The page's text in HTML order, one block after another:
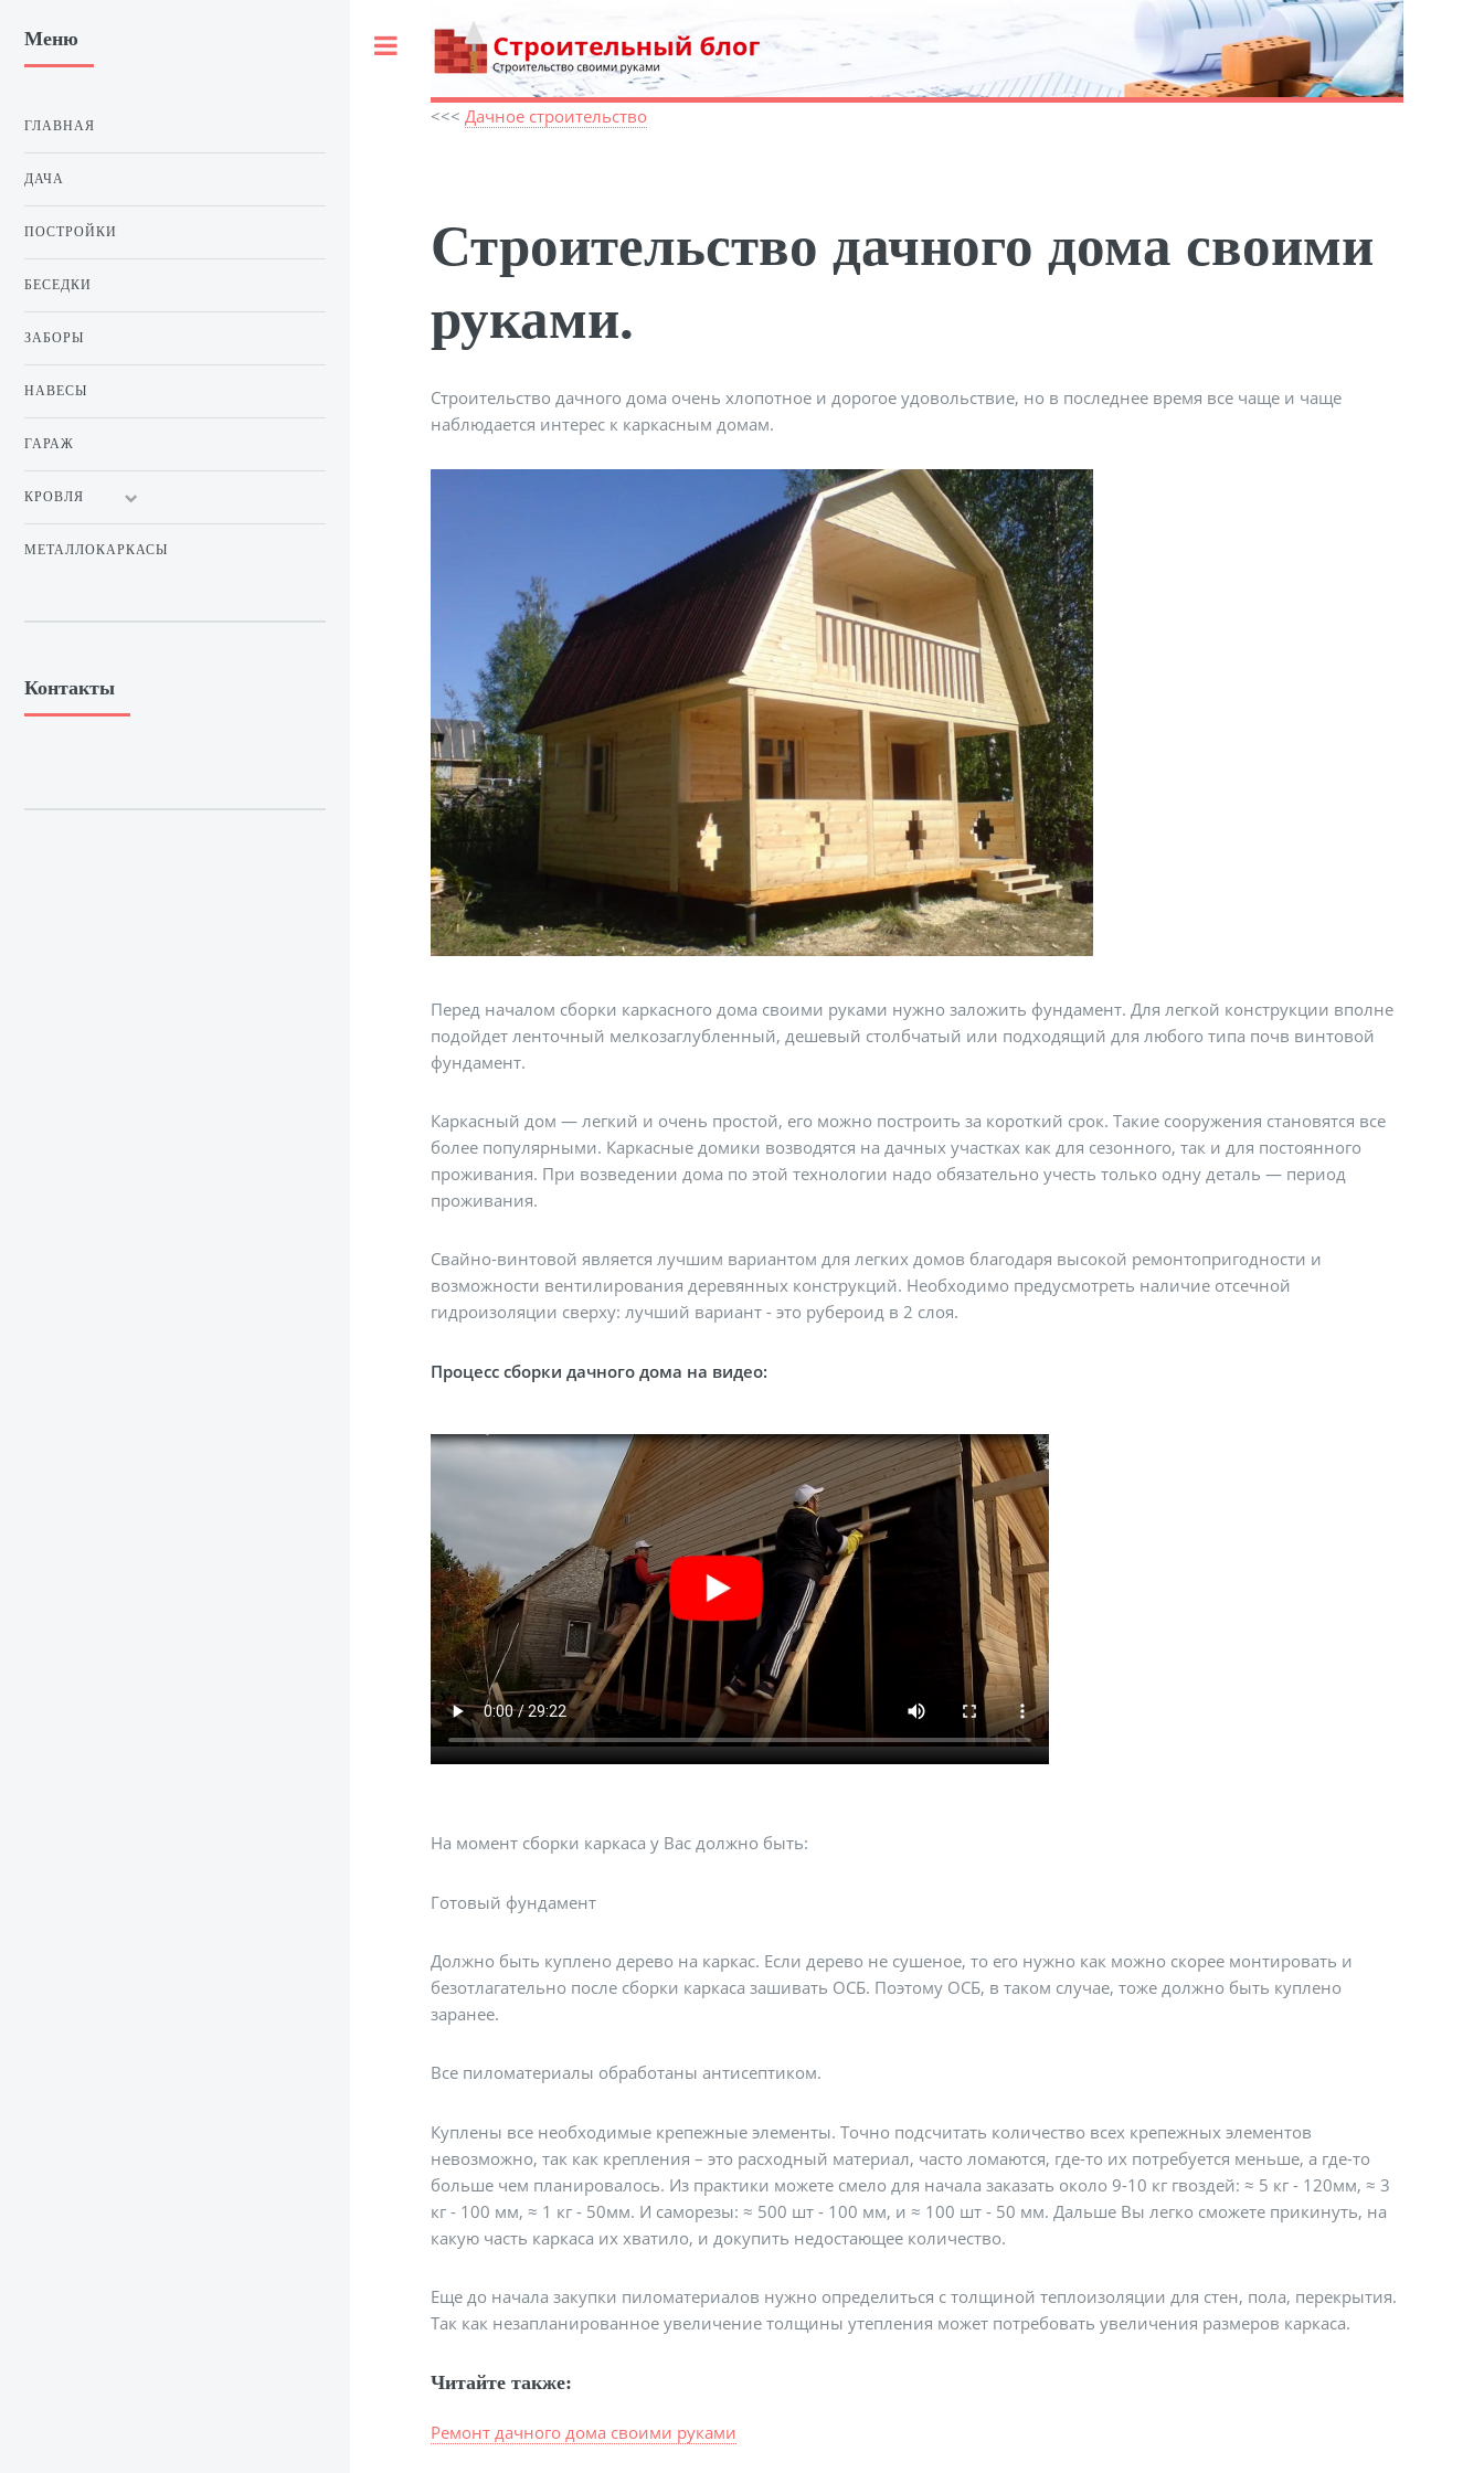
<<< Дачное строительство
Строительство дачного дома своими
руками.
Строительство дачного дома очень хлопотное и дорогое удовольствие, но в последнее время все чаще и чаще
наблюдается интерес к каркасным домам.
Перед началом сборки каркасного дома своими руками нужно заложить фундамент. Для легкой конструкции вполне
подойдет ленточный мелкозаглубленный, дешевый столбчатый или подходящий для любого типа почв винтовой
фундамент.
Каркасный дом — легкий и очень простой, его можно построить за короткий срок. Такие сооружения становятся все
более популярными. Каркасные домики возводятся на дачных участках как для сезонного, так и для постоянного
проживания. При возведении дома по этой технологии надо обязательно учесть только одну деталь — период
проживания.
Свайно-винтовой является лучшим вариантом для легких домов благодаря высокой ремонтопригодности и
возможности вентилирования деревянных конструкций. Необходимо предусмотреть наличие отсечной
гидроизоляции сверху: лучший вариант - это рубероид в 2 слоя.
Процесс сборки дачного дома на видео:
На момент сборки каркаса у Вас должно быть:
Готовый фундамент
Должно быть куплено дерево на каркас. Если дерево не сушеное, то его нужно как можно скорее монтировать и
безотлагательно после сборки каркаса зашивать ОСБ. Поэтому ОСБ, в таком случае, тоже должно быть куплено
заранее.
Все пиломатериалы обработаны антисептиком.
Куплены все необходимые крепежные элементы. Точно подсчитать количество всех крепежных элементов
невозможно, так как крепления – это расходный материал, часто ломаются, где-то их потребуется меньше, а где-то
больше чем планировалось. Из практики можете смело для начала заказать около 9-10 кг гвоздей: ≈ 5 кг - 120мм, ≈ 3
кг - 100 мм, ≈ 1 кг - 50мм. И саморезы: ≈ 500 шт - 100 мм, и ≈ 100 шт - 50 мм. Дальше Вы легко сможете прикинуть, на
какую часть каркаса их хватило, и докупить недостающее количество.
Еще до начала закупки пиломатериалов нужно определиться с толщиной теплоизоляции для стен, пола, перекрытия.
Так как незапланированное увеличение толщины утепления может потребовать увеличения размеров каркаса.
Читайте также:
Ремонт дачного дома своими руками
Меню
ГЛАВНАЯ
ДАЧА
ПОСТРОЙКИ
БЕСЕДКИ
ЗАБОРЫ
НАВЕСЫ
ГАРАЖ
КРОВЛЯ
МЕТАЛЛОКАРКАСЫ
Контакты
Toggle